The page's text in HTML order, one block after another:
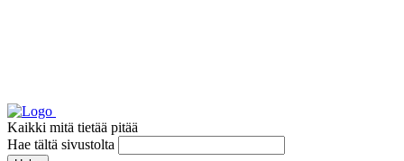
Kaikki mitä tietää pitää
Hae tältä sivustolta